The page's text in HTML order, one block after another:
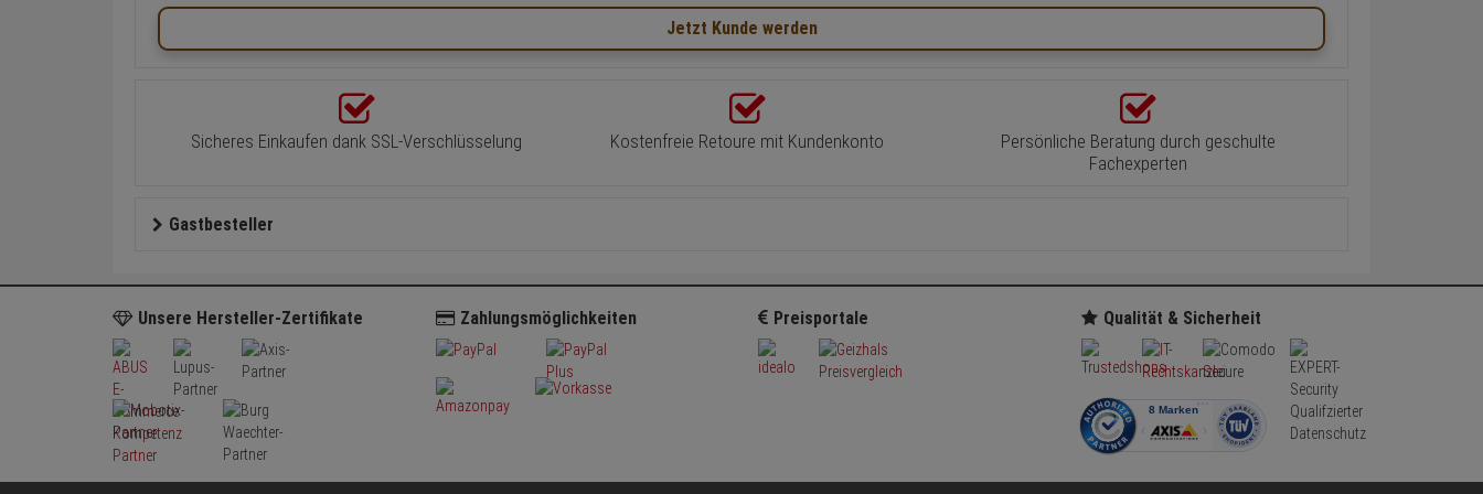
Jetzt Kunde werden
Sicheres Einkaufen dank SSL-Verschlüsselung Kostenfreie Retoure mit Kundenkonto
Persönliche Beratung durch geschulte
Fachexperten
Gastbesteller
Unsere Hersteller-Zertifikate Zahlungsmöglichkeiten Preisportale Qualität & Sicherheit